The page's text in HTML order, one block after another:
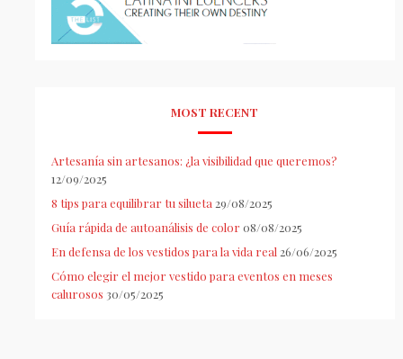
MOST RECENT
Artesanía sin artesanos: ¿la visibilidad que queremos?
12/09/2025
8 tips para equilibrar tu silueta 29/08/2025
Guía rápida de autoanálisis de color 08/08/2025
En defensa de los vestidos para la vida real 26/06/2025
Cómo elegir el mejor vestido para eventos en meses
calurosos 30/05/2025